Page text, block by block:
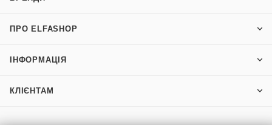
ПРО ELFASHOP
ІНФОРМАЦІЯ
КЛІЄНТАМ